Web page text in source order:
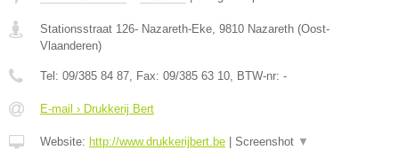
Stationsstraat 126- Nazareth-Eke, 9810 Nazareth (Oost-
Vlaanderen)
Tel: 09/385 84 87, Fax: 09/385 63 10, BTW-nr: -
E-mail › Drukkerij Bert
Website: http://www.drukkerijbert.be Screenshot ▼